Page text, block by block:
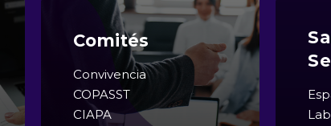
Comités
Convivencia
COPASST
CIAPA